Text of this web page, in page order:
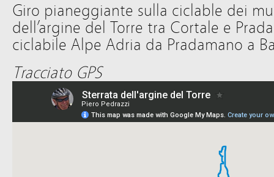
Giro pianeggiante sulla ciclable dei
dell’argine del Torre tra Cortale e
ciclabile Alpe Adria da Pradamano a
Tracciato GPS